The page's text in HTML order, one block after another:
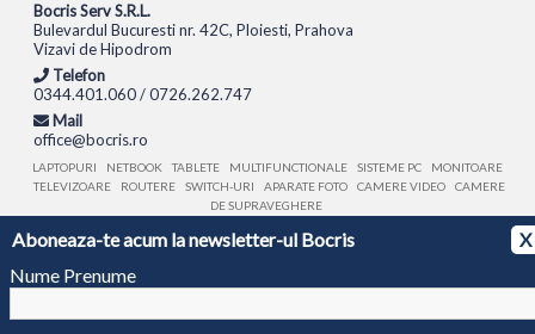
Aboneaza-te acum la newsletter-ul Bocris
X
Nume Prenume
Bocris Serv S.R.L.
Bulevardul Bucuresti nr. 42C, Ploiesti, Prahova
Vizavi de Hipodrom
Telefon
0344.401.060 / 0726.262.747
Mail
office@bocris.ro
LAPTOPURI NETBOOK TABLETE MULTIFUNCTIONALE SISTEME PC
MONITOARE
TELEVIZOARE
ROUTERE SWITCH-URI APARATE FOTO CAMERE VIDEO
CAMERE
DE SUPRAVEGHERE